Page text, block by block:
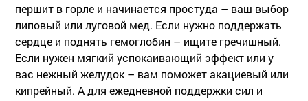
першит в горле и начинается простуда – ваш выбор
липовый или луговой мед. Если нужно поддержать
сердце и поднять гемоглобин – ищите гречишный.
Если нужен мягкий успокаивающий эффект или у
вас нежный желудок – вам поможетакациевый или
кипрейный. А для ежедневной поддержки сил и